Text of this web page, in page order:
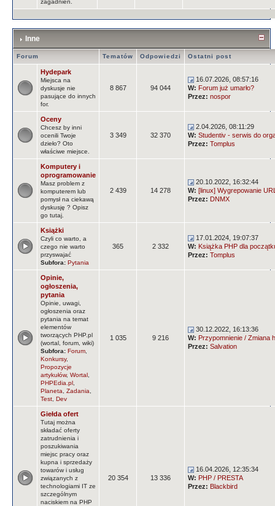
zagadnień.
Inne
Forum Tematów Odpowiedzi Ostatni post
Hydepark
Miejsca na
dyskusje nie
pasujące do innych
for.
8 867 94 044
16.07.2026, 08:57:16
W: Forum już umarło?
Przez: nospor
Oceny
Chcesz by inni
ocenili Twoje
dzieło? Oto
właściwe miejsce.
3 349 32 370
2.04.2026, 08:11:29
W: Studentiv - serwis do
Przez: Tomplus
Komputery i
oprogramowanie
Masz problem z
komputerem lub
pomysł na ciekawą
dyskusję ? Opisz
go tutaj.
2 439 14 278
20.10.2022, 16:32:44
W: [linux] Wygrepowanie
Przez: DNMX
Książki
Czyli co warto, a
czego nie warto
przyswajać
Subfora: Pytania
365 2 332
17.01.2024, 19:07:37
W: Książka PHP dla
Przez: Tomplus
Opinie,
ogłoszenia,
pytania
Opinie, uwagi,
ogłoszenia oraz
pytania na temat
elementów
tworzących PHP.pl
(wortal, forum, wiki)
Subfora: Forum
Konkursy,
Propozycje
artykułów, Wortal
PHPEdia.pl
Planeta
Zadania
Test Dev
1 035 9 216
30.12.2022, 16:13:36
W: Przypomnienie / Zmiana
Przez: Salvation
Giełda ofert
Tutaj można
składać oferty
zatrudnienia i
poszukiwania
miejsc pracy oraz
kupna i sprzedaży
towarów i usług
związanych z
technologiami IT ze
szczególnym
naciskiem na PHP
20 354 13 336
16.04.2026, 12:35:34
W: PHP / PRESTA
Przez: Blackbird